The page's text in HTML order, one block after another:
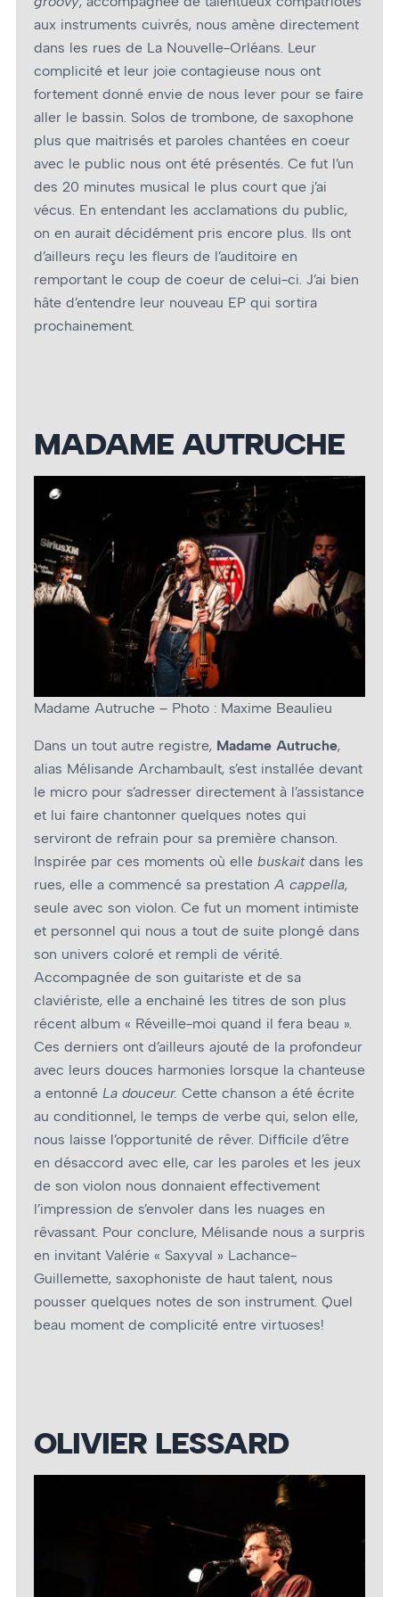
aux instruments cuivrés, nous amène directement
dans les rues de La Nouvelle-Orléans. Leur
complicité et leur joie contagieuse nous ont
fortement donné envie de nous lever pour se faire
aller le bassin. Solos de trombone, de saxophone
plus que maitrisés et paroles chantées en cœur
avec le public nous ont été présentés. Ce fut l’un
des 20 minutes musical le plus court que j’ai
vécus. En entendant les acclamations du public,
on en aurait décidément pris encore plus. Ils ont
d’ailleurs reçu les fleurs de l’auditoire en
remportant le coup de cœur de celui-ci. J’ai bien
hâte d’entendre leur nouveau EP qui sortira
prochainement.
MADAME AUTRUCHE
Madame Autruche – Photo : Maxime Beaulieu
Dans un tout autre registre, Madame Autruche,
alias Mélisande Archambault, s’est installée devant
le micro pour s’adresser directement à l’assistance
et lui faire chantonner quelques notes qui
serviront de refrain pour sa première chanson.
Inspirée par ces moments où elle buskaitdans les
rues, elle a commencé sa prestation A cappella,
seule avec son violon. Ce fut un moment intimiste
et personnel qui nous a tout de suite plongé dans
son univers coloré et rempli de vérité.
Accompagnée de son guitariste et de sa
claviériste, elle a enchainé les titres de son plus
récent album « Réveille-moi quand il fera beau ».
Ces derniers ont d’ailleurs ajouté de la profondeur
avec leurs douces harmonies lorsque la chanteuse
a entonné La douceur. Cette chanson a été écrite
au conditionnel, le temps de verbe qui, selon elle,
nous laisse l’opportunité de rêver. Difficile d’être
en désaccord avec elle, car les paroles et les jeux
de son violon nous donnaient effectivement
l’impression de s’envoler dans les nuages en
rêvassant. Pour conclure, Mélisande nous a surpris
en invitant Valérie « Saxyval » Lachance-
Guillemette, saxophoniste de haut talent, nous
pousser quelques notes de son instrument. Quel
beau moment de complicité entre virtuoses!
OLIVIER LESSARD